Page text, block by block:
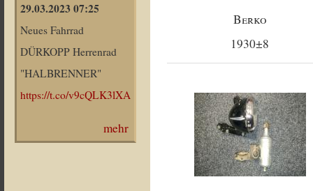
29.03.2023 07:25
Neues Fahrrad
DÜRKOPP Herrenrad
"HALBRENNER"
https://t.co/v9cQLK3lXA
mehr
Berko
1930±8